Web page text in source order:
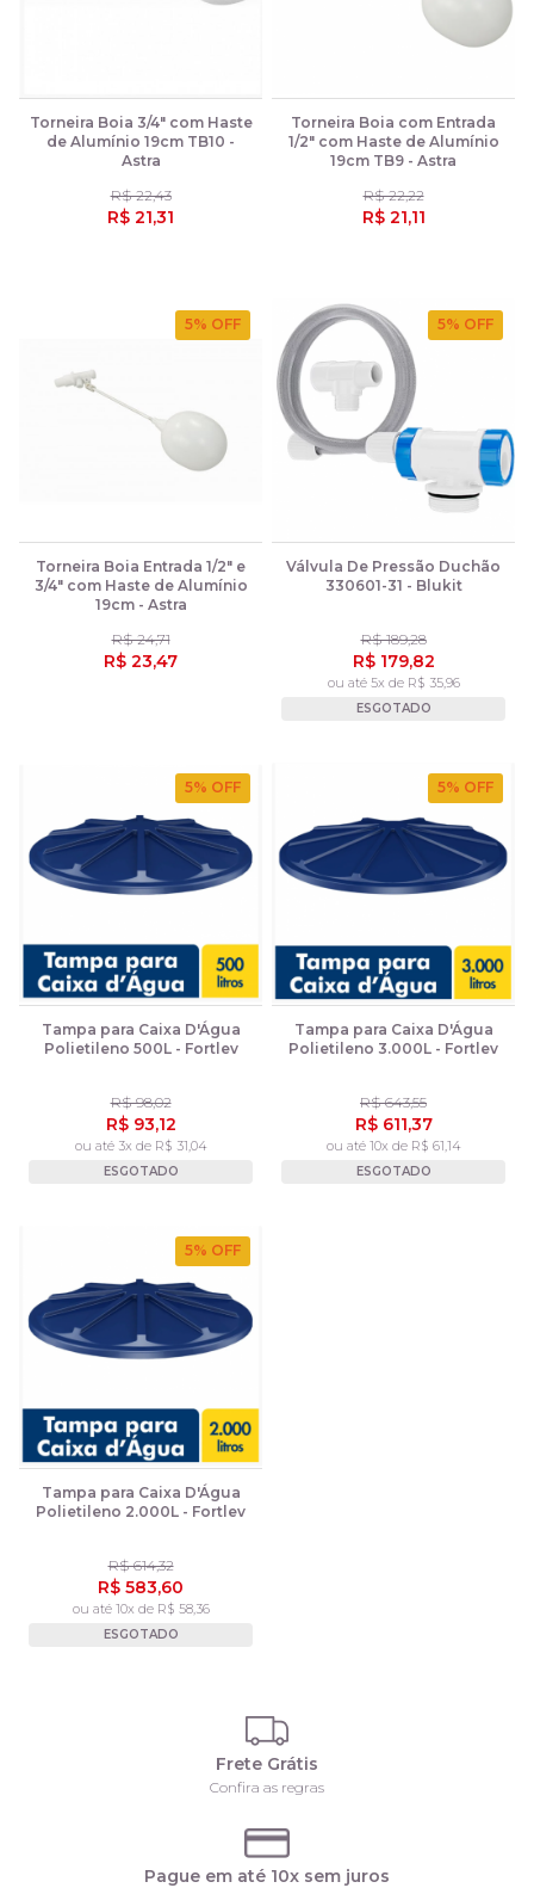
5% OFF
Válvula De Pressão Duchão
330601-31 - Blukit
R$ 189,28
R$ 179,82
ou até 5x de R$ 35,96
ESGOTADO
5% OFF
Tampa para Caixa D'Água
Polietileno 500L - Fortlev
R$ 98,02
R$ 93,12
ou até 3x de R$ 31,04
ESGOTADO
5% OFF
Tampa para Caixa D'Água
Polietileno 3.000L - Fortlev
R$ 643,55
R$ 611,37
ou até 10x de R$ 61,14
ESGOTADO
5% OFF
Tampa para Caixa D'Água
Polietileno 2.000L - Fortlev
R$ 614,32
R$ 583,60
ou até 10x de R$ 58,36
ESGOTADO
Torneira Boia 3/4" com Haste
de Alumínio 19cm TB10 -
Astra
R$ 22,43
R$ 21,31
Torneira Boia com Entrada
1/2" com Haste de Alumínio
19cm TB9 - Astra
R$ 22,22
R$ 21,11
5% OFF
Torneira Boia Entrada 1/2" e
3/4" com Haste de Alumínio
19cm - Astra
R$ 24,71
R$ 23,47
Frete Grátis
Confira as regras
Pague em até 10x sem juros